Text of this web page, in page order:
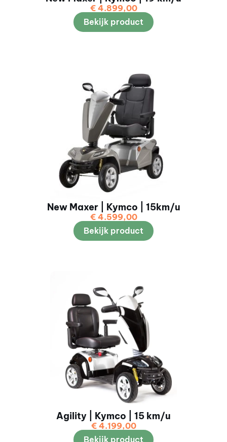
€4.899,00
Bekijk product
New Maxer | Kymco | 15km/u
€4.599,00
Bekijk product
Agility | Kymco | 15 km/u
€4.199,00
Bekijk product